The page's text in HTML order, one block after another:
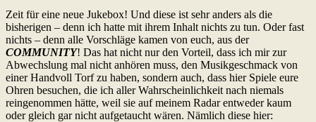
Zeit für eine neue Jukebox! Und diese ist sehr anders als die
bisherigen – denn ich hatte mit ihrem Inhalt nichts zu tun. Oder fast
nichts – denn alle Vorschläge kamen von euch, aus der
COMMUNITY! Das hat nicht nur den Vorteil, dass ich mir zur
Abwechslung mal nicht anhören muss, den Musikgeschmack von
einer Handvoll Torf zu haben, sondern auch, dass hier Spiele eure
Ohren besuchen, die ich aller Wahrscheinlichkeit nach niemals
reingenommen hätte, weil sie auf meinem Radar entweder kaum
oder gleich gar nicht aufgetaucht wären. Nämlich diese hier: